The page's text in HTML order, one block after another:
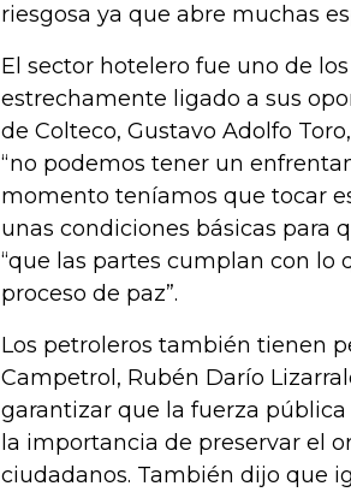
riesgosa ya que abre muchas
El sector hotelero fue uno de
estrechamente ligado a sus
de Colteco, Gustavo Adolfo
“no podemos tener un
momento teníamos que tocar
unas condiciones básicas para
“que las partes cumplan con lo
proceso de paz”.
Los petroleros también tienen
Campetrol, Rubén Darío
garantizar que la fuerza
la importancia de preservar el
ciudadanos. También dijo que